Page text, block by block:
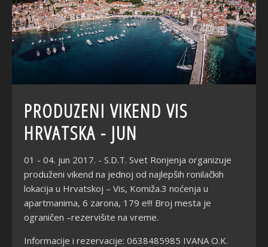
PRODUZENI VIKEND VIS
HRVATSKA - JUN
01 - 04. jun 2017. - S.D.T. Svet Ronjenja organizuje
produženi vikend na jednoj od najlepših ronilačkih
lokacija u Hrvatskoj – Vis, Komiža.3 noćenja u
apartmanima, 6 zarona, 179 e!!! Broj mesta je
ograničen –rezervišite na vreme.
Informacije i rezervacije: 0638485985 IVANA O.K.